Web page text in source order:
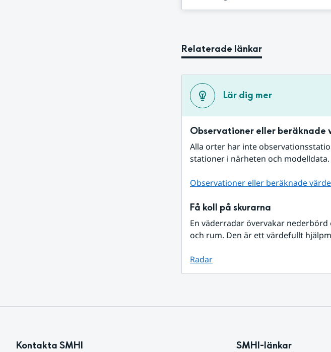
Relaterade länkar
Lär dig mer
Observationer eller beräknade
Alla orter har inte
stationer i närheten och modelldata.
Observationer eller beräknade
Få koll på skurarna
En väderradar övervakar
och rum. Den är ett värdefullt
Radar
Kontakta SMHI SMHI-länkar